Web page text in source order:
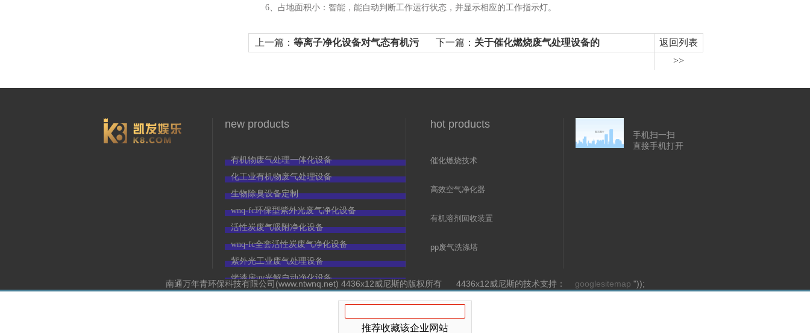
6、占地面积小：智能，能自动判断工作运行状态，并显示相应的工作指示灯。
上一篇： 等离子净化设备对气态有机污
下一篇： 关于催化燃烧废气处理设备的
返回列表
>>
new products
有机物废气处理一体化设备
化工业有机物废气处理设备
生物除臭设备定制
wnq-fc环保型紫外光废气净化设备
活性炭废气吸附净化设备
wnq-fc全套活性炭废气净化设备
紫外光工业废气处理设备
烤漆房uv光解自动净化设备
hot products
催化燃烧技术
高效空气净化器
有机溶剂回收装置
pp废气洗涤塔
手机扫一扫
直接手机打开
南通万年青环保科技有限公司(www.ntwnq.net) 4436x12威尼斯的版权所有 4436x12威尼斯的技术支持： googlesitemap "));
推荐收藏该企业网站